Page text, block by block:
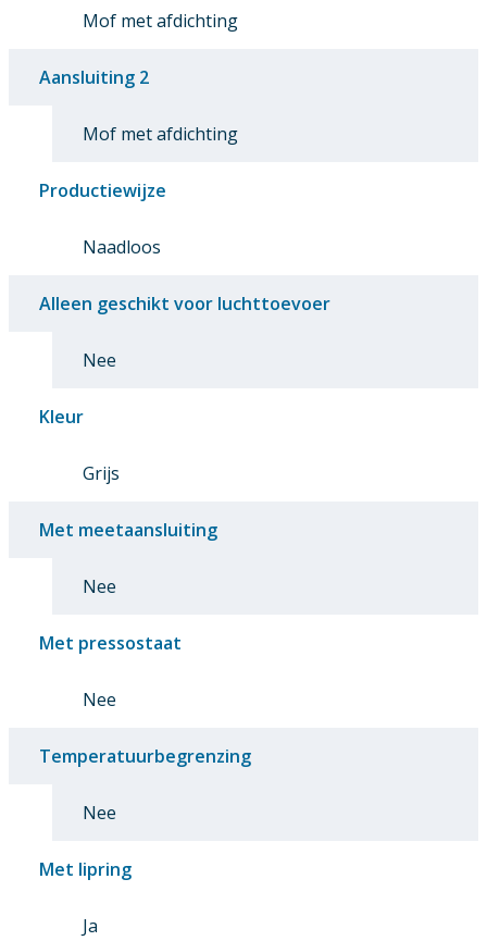
Mof met afdichting
Aansluiting 2
Mof met afdichting
Productiewijze
Naadloos
Alleen geschikt voor luchttoevoer
Nee
Kleur
Grijs
Met meetaansluiting
Nee
Met pressostaat
Nee
Temperatuurbegrenzing
Nee
Met lipring
Ja